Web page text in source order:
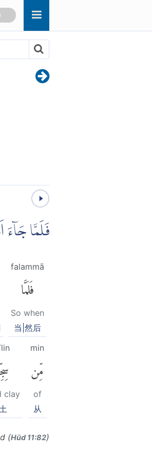
فَلَمَّا
falammā
فَلَمَّا
So when
当|然后
min
مِّن
of
从
clay
(Hūd 11:82)